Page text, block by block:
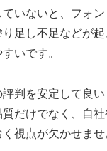
いないと、フォ
足し不足などが
いです。
判を安定して良
だけでなく、自
視点が欠かせませ